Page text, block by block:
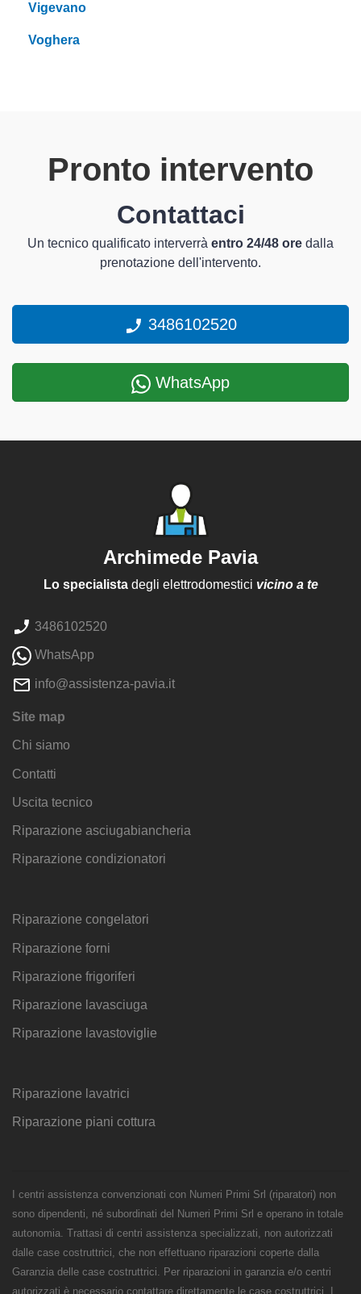
Vigevano
Voghera
Pronto intervento
Contattaci
Un tecnico qualificato interverrà entro 24/48 ore dalla
prenotazione dell'intervento.
3486102520
WhatsApp
Archimede Pavia
Lo specialistadegli elettrodomestici vicino a te
3486102520
WhatsApp
info@assistenza-pavia.it
Site map
Chi siamo
Contatti
Uscita tecnico
Riparazione asciugabiancheria
Riparazione condizionatori
Riparazione congelatori
Riparazione forni
Riparazione frigoriferi
Riparazione lavasciuga
Riparazione lavastoviglie
Riparazione lavatrici
Riparazione piani cottura
I centri assistenza convenzionati con Numeri Primi Srl (riparatori) non
sono dipendenti, né subordinati del Numeri Primi Srl e operano in totale
autonomia. Trattasi di centri assistenza specializzati, non autorizzati
dalle case costruttrici, che non effettuano riparazioni coperte dalla
Garanzia delle case costruttrici. Per riparazioni in garanzia e/o centri
autorizzati è necessario contattare direttamente le case costruttrici. I